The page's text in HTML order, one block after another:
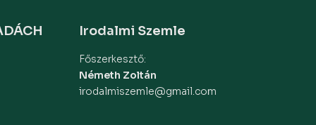
Irodalmi Szemle
Főszerkesztő:
Németh Zoltán
irodalmiszemle@gmail.com